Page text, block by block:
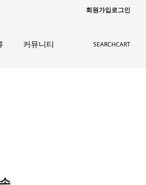
회원가입로그인
커뮤니티 SEARCHCART